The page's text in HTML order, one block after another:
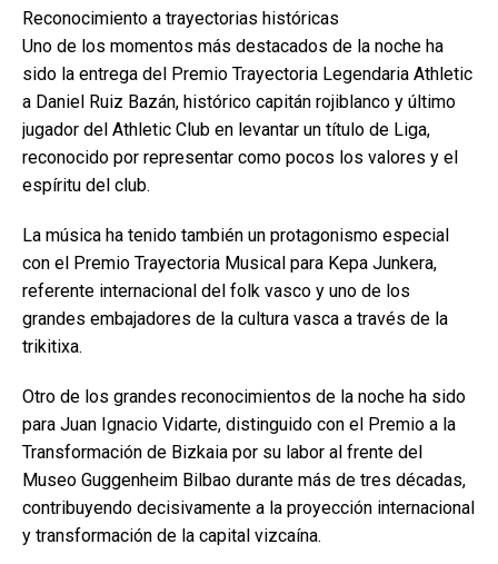
Reconocimiento a trayectorias históricas
Uno de los momentos más destacados de la noche ha
sido la entrega del Premio Trayectoria Legendaria Athletic
a Daniel Ruiz Bazán, histórico capitán rojiblanco y último
jugador del Athletic Club en levantar un título de Liga,
reconocido por representar como pocos los valores y el
espíritu del club.
La música ha tenido también un protagonismo especial
con el Premio Trayectoria Musical para Kepa Junkera,
referente internacional del folk vasco y uno de los
grandes embajadores de la cultura vasca a través de la
trikitixa.
Otro de los grandes reconocimientos de la noche ha sido
para Juan Ignacio Vidarte, distinguido con el Premio a la
Transformación de Bizkaia por su labor al frente del
Museo Guggenheim Bilbao durante más de tres décadas,
contribuyendo decisivamente a la proyección internacional
y transformación de la capital vizcaína.